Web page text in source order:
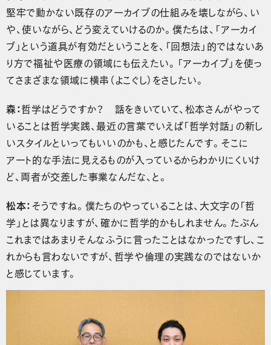
堅牢で動かない既存のアーカイブの仕組みを壊しながら、い
や、使いながら、どう変えていけるのか。僕たちは、「アーカイ
ブ」という道具が有効だということを、「回想法」的ではないあ
り方で福祉や医療の領域にも伝えたい。「アーカイブ」を使っ
てさまざまな領域に横串（よこぐし）をさしたい。
森：哲学はどうですか？ 話をきいていて、松本さんがやって
いることは哲学実践、最近の言葉でいえば「哲学対話」の新し
いスタイルといってもいいのかも、と感じたんです。そこに
アート的な手法に見えるものが入っているからわかりにくいけ
ど、両者が交差した事業なんだな、と。
松本：そうですね。僕たちのやっていることは、大文字の「哲
学」とは異なりますが、確かに哲学的かもしれません。たぶん
これまではあまりそんなふうに言ったことはなかったですし、こ
れからも言わないですが、哲学や倫理の実践なのではないか
と感じています。